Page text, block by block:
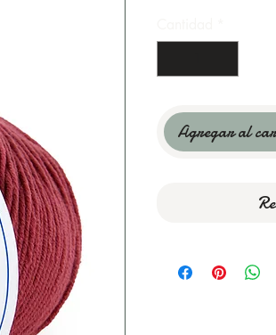
Agregar al